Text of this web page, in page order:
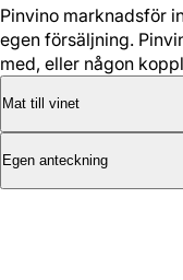
Pinvino marknadsför
egen försäljning.
med, eller någon
Mat till vinet
Egen anteckning